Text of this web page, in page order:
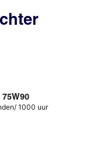
1000 uur